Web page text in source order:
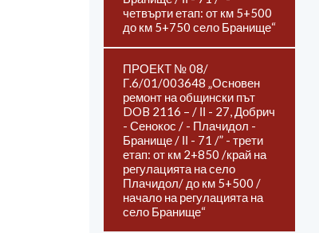
четвърти етап: от км 5+500
до км 5+750 село Бранище“
ПРОЕКТ № 08/
Г.6/01/003648 „Основен
ремонт на общински път
DOB 2116 – / ІІ - 27, Добрич
- Сенокос / - Плачидол -
Бранище / ІІ - 71 /” - трети
етап: от км 2+850 /край на
регулацията на село
Плачидол/ до км 5+500 /
начало на регулацията на
село Бранище“